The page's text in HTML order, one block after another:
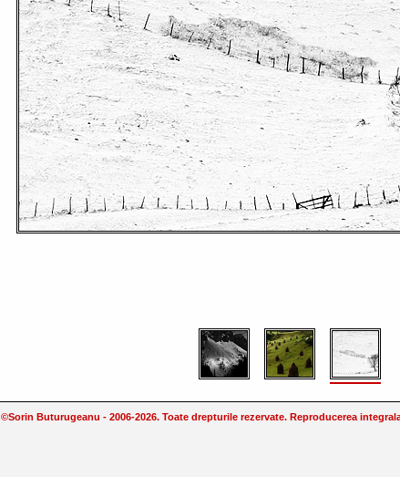
©Sorin Buturugeanu - 2006-2026. Toate drepturile rezervate. Reproducerea